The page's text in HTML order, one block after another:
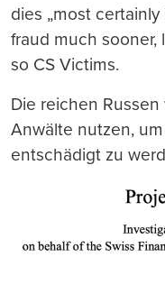
dies „most
fraud much sooner,
so CS Victims.
Die reichen
Anwälte nutzen,
entschädigt zu